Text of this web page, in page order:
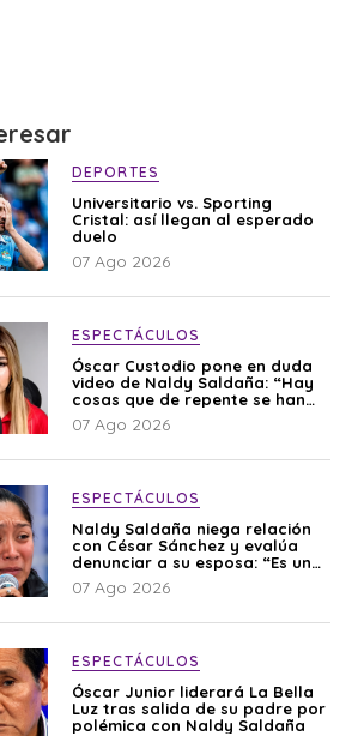
DEPORTES
Universitario vs. Sporting
Cristal: así llegan al esperado
duelo
07 Ago 2026
ESPECTÁCULOS
Óscar Custodio pone en duda
video de Naldy Saldaña: “Hay
cosas que de repente se han
editado”
07 Ago 2026
ESPECTÁCULOS
Naldy Saldaña niega relación
con César Sánchez y evalúa
denunciar a su esposa: “Es una
difamación”
07 Ago 2026
ESPECTÁCULOS
Óscar Junior liderará La Bella
Luz tras salida de su padre por
polémica con Naldy Saldaña